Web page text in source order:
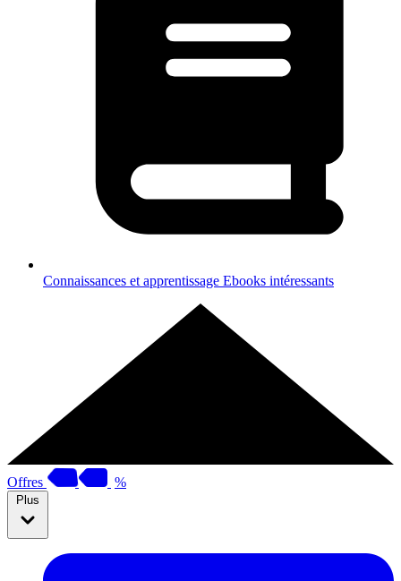
Connaissances et apprentissage Ebooks intéressants
Offres %
Plus